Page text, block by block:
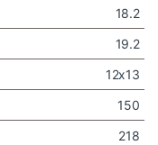
18.2
19.2
12x13
150
218